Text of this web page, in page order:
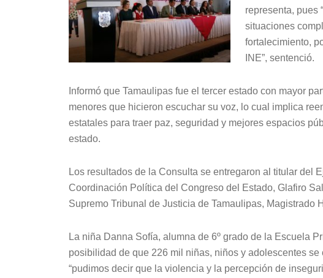
representa, pues
situaciones
fortalecimiento,
INE”, sentenció.
Informó que Tamaulipas fue el tercer estado con mayor
menores que hicieron escuchar su voz, lo cual implica
estatales para traer paz, seguridad y mejores espacios
estado.
Los resultados de la Consulta se entregaron al titular del
Coordinación Política del Congreso del Estado, Glafiro
Supremo Tribunal de Justicia de Tamaulipas, Magistrado
La niña Danna Sofía, alumna de 6º grado de la Escuela
posibilidad de que 226 mil niñas, niños y adolescentes
“pudimos decir que la violencia y la percepción de